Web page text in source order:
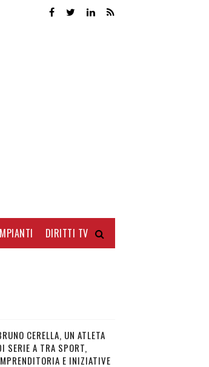
DIRITTI TV
CERELLA, UN ATLETA
SERIE A TRA SPORT,
E INIZIATIVE